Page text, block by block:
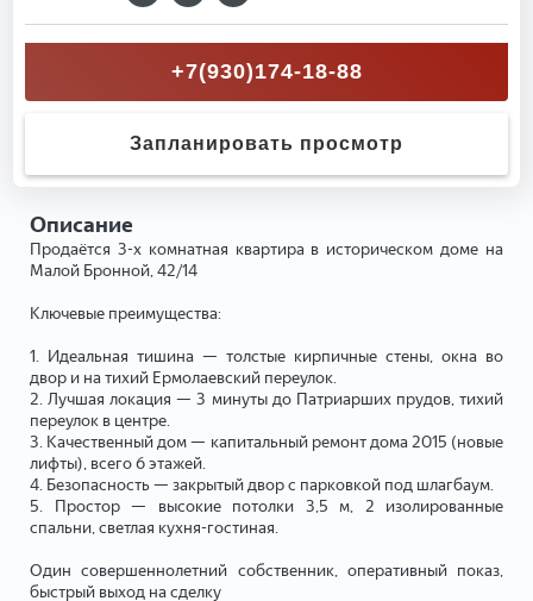
+7(930)174-18-88
Запланировать просмотр
Описание
Продаётся 3-х комнатная квартира в историческом доме на
Малой Бронной, 42/14
Ключевые преимущества:
1. Идеальная тишина — толстые кирпичные стены, окна во
двор и на тихий Ермолаевский переулок.
2. Лучшая локация — 3 минуты до Патриарших прудов, тихий
переулок в центре.
3. Качественный дом — капитальный ремонт дома 2015 (новые
лифты), всего 6 этажей.
4. Безопасность — закрытый двор с парковкой под шлагбаум.
5. Простор — высокие потолки 3,5 м, 2 изолированные
спальни, светлая кухня-гостиная.
Один совершеннолетний собственник, оперативный показ,
быстрый выход на сделку